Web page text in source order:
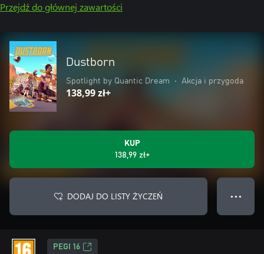
Przejdź do głównej zawartości
Dustborn
Spotlight by Quantic Dream • Akcja i przygoda
138,99 zł+
KUP
138,99 zł+
DODAJ DO LISTY ŻYCZEŃ ● ● ●
PEGI 16